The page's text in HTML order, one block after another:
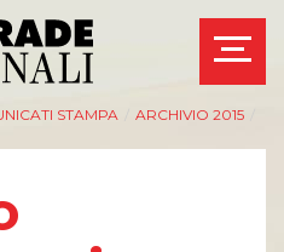
STAMPA ARCHIVIO 2015